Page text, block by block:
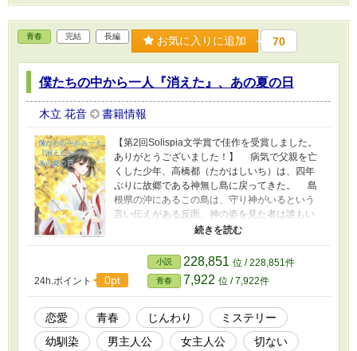
青春 完結 長編 お気に入りに追加 70
僕たちの中から一人『消えた』、あの夏の日
木立 花音 書籍情報
【第2回Solispia文学賞で佳作を受賞しました。
ありがとうございました！】 病気で父親を亡
くした少年、高橋都（たかはしいち）は、四年
ぶりに故郷である神無し島に戻ってきた。 島
根県の沖にあるこの島は、守り神がいるという
言い伝えがある反面、神の姿を見た者は誰もい
ない。そんな状況を揶揄してついた名が、「神
無し島」なのであった。 花咲神社の巫女であ
る、花咲夏南（はなさきかな）と向かった川
で、仲良しグループの面々と川遊びをしていた
都。そんなおり、人数が一人増えているのに気
が付いた。 しかし、全員が知っている顔で？
誰が、何の目的で紛れ込んだのか、まったく
わからないのだった。 ――増えたのは誰か？
真相を知りたければ、御神木がある時超山
24h.ポイント 0pt
小説 228,851 位 / 228,851件
青春 7,922 位 / 7,922件
恋愛 青春 じんわり
ミステリー
幼馴染
男主人公 女主人公
切ない